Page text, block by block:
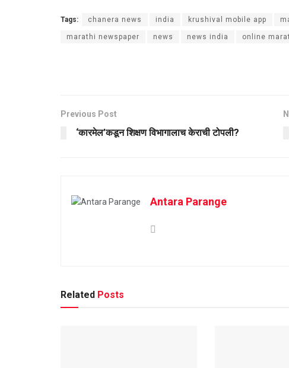
Tags: chanera news india krushival mobile app
marathi newspaper news news india online
Previous Post
‌‘कारमेल’कडून शिक्षण विभागालाच केराची टोपली?
Antara Parange
Related Posts